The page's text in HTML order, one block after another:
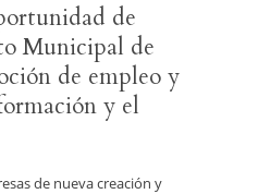
de
Municipal de
de empleo y
y el
de nueva creación y